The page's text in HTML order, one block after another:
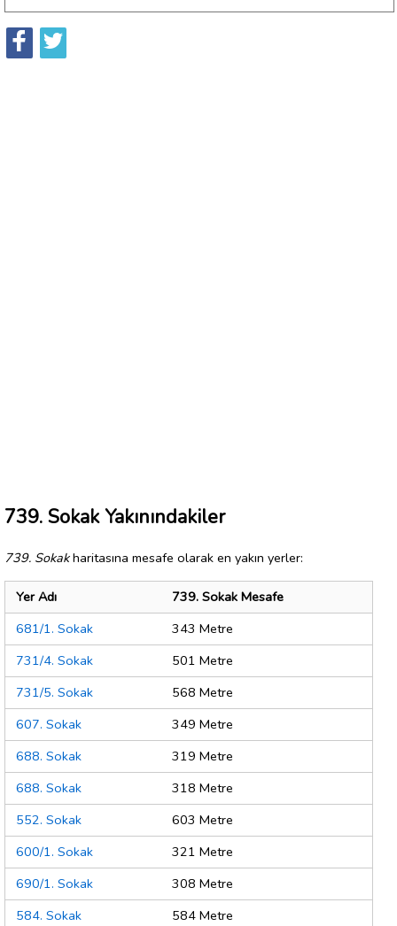
739. Sokak Yakınındakiler
739. Sokakharitasına mesafe olarak en yakın yerler:
Yer Adı
739. Sokak Mesafe
681/1. Sokak
343 Metre
731/4. Sokak
501 Metre
731/5. Sokak
568 Metre
607. Sokak
349 Metre
688. Sokak
319 Metre
688. Sokak
318 Metre
552. Sokak
603 Metre
600/1. Sokak
321 Metre
690/1. Sokak
308 Metre
584. Sokak
584 Metre